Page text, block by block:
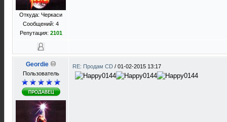
Откуда: Черкаси
Сообщений: 4
Репутация: 2101
Geordie
Пользователь
RE: Продам CD / 01-02-2015 13:17